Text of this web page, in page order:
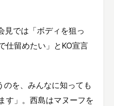
見では「ボディを狙っ
仕留めたい」とKO宣言
のを、みんなに知っても
す」。西島はマヌーフを